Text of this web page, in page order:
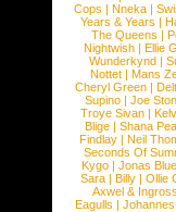
Cops | Nneka |
Years & Years |
The Queens |
Nightwish| Ellie
Wunderkynd |
Nottet| Mans
Cheryl Green|
Supino| Joe
Troye Sivan |
Blige | Shana
Findlay| Neil
Seconds Of
Kygo| Jonas Blue
Sara| Billy| Ollie
Axwel &
Eagulls |